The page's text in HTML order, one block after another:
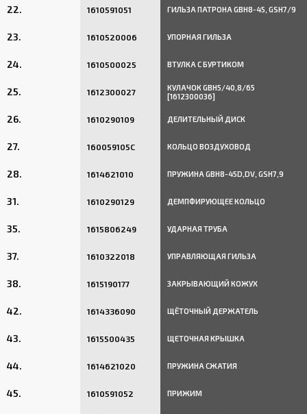
22. 1610591051 ГИЛЬЗА ПАТРОНА GBH8-45, GSH7/9
23. 1610520006 УПОРНАЯ ГИЛЬЗА
24. 1610500025 ВТУЛКА С БУРТИКОМ
25. 1612300027
КУЛАЧОК GBH5/40,8/65
[1612300036]
26. 1610290109 ДЕЛИТЕЛЬНЫЙ ДИСК
27. 160059105C КОЛЬЦО ВОЗДУХОВОД
28. 1614621010 ПРУЖИНА GBH8-45D,DV, GSH7,9
31. 1610290129 ДЕМПФИРУЮЩЕЕ КОЛЬЦО
35. 1615806249 УДАРНАЯ ТРУБА
37. 1610322018 УПРАВЛЯЮЩАЯ ГИЛЬЗА
38. 1615190177 ЗАКРЫВАЮЩИЙ КОЖУХ
42. 1614336090 ЩЁТОЧНЫЙ ДЕРЖАТЕЛЬ
43. 1615500435 ЩЕТОЧНАЯ КРЫШКА
44. 1614621020 ПРУЖИНА СЖАТИЯ
45. 1610591052 ПРИЖИМ